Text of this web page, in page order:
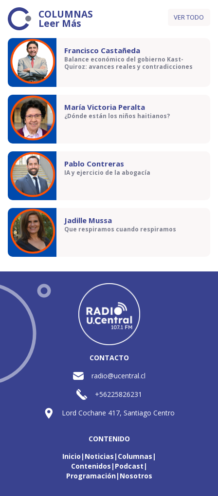
COLUMNAS
Leer Más VER TODO
Francisco Castañeda
Balance económico del gobierno Kast-
Quiroz: avances reales y contradicciones
María Victoria Peralta
¿Dónde están los niños haitianos?
Pablo Contreras
IA y ejercicio de la abogacía
Jadille Mussa
Que respiramos cuando respiramos
CONTACTO
radio@ucentral.cl
+56225826231
Lord Cochane 417, Santiago Centro
CONTENIDO
Inicio Noticias Columnas
Contenidos Podcast
Programación Nosotros